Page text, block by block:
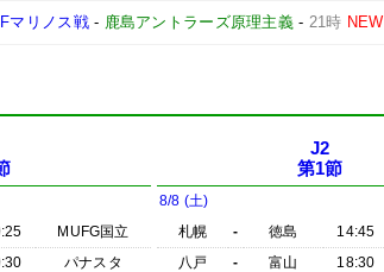
マリノス戦- 鹿島アントラーズ原理主義- 21時 NEW
MUFG国立
パナスタ
J2
第1節
8/8 (土)
札幌
- 徳島 14:45
八戸
- 富山 18:30